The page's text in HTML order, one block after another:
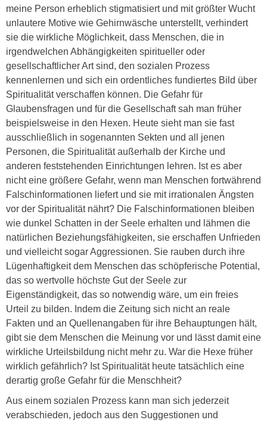
meine Person erheblich stigmatisiert und mit größter Wucht
unlautere Motive wie Gehirnwäsche unterstellt, verhindert
sie die wirkliche Möglichkeit, dass Menschen, die in
irgendwelchen Abhängigkeiten spiritueller oder
gesellschaftlicher Art sind, den sozialen Prozess
kennenlernen und sich ein ordentliches fundiertes Bild über
Spiritualität verschaffen können. Die Gefahr für
Glaubensfragen und für die Gesellschaft sah man früher
beispielsweise in den Hexen. Heute sieht man sie fast
ausschließlich in sogenannten Sekten und all jenen
Personen, die Spiritualität außerhalb der Kirche und
anderen feststehenden Einrichtungen lehren. Ist es aber
nicht eine größere Gefahr, wenn man Menschen fortwährend
Falschinformationen liefert und sie mit irrationalen Ängsten
vor der Spiritualität nährt? Die Falschinformationen bleiben
wie dunkel Schatten in der Seele erhalten und lähmen die
natürlichen Beziehungsfähigkeiten, sie erschaffen Unfrieden
und vielleicht sogar Aggressionen. Sie rauben durch ihre
Lügenhaftigkeit dem Menschen das schöpferische Potential,
das so wertvolle höchste Gut der Seele zur
Eigenständigkeit, das so notwendig wäre, um ein freies
Urteil zu bilden. Indem die Zeitung sich nicht an reale
Fakten und an Quellenangaben für ihre Behauptungen hält,
gibt sie dem Menschen die Meinung vor und lässt damit eine
wirkliche Urteilsbildung nicht mehr zu. War die Hexe früher
wirklich gefährlich? Ist Spiritualität heute tatsächlich eine
derartig große Gefahr für die Menschheit?
Aus einem sozialen Prozess kann man sich jederzeit
verabschieden, jedoch aus den Suggestionen und